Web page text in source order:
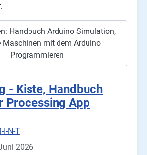
Handbuch Arduino Simulation,
Maschinen mit dem Arduino
Programmieren
- Kiste, Handbuch
Processing App
I-N-T
2026